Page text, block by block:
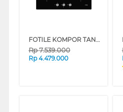
FOTILE KOMPOR TANAM BUILT IN HOB GHG78312
Rp7.539.000
Rp 4.479.000